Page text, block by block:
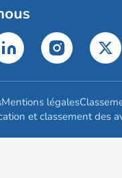
Mentions légales
et classement des